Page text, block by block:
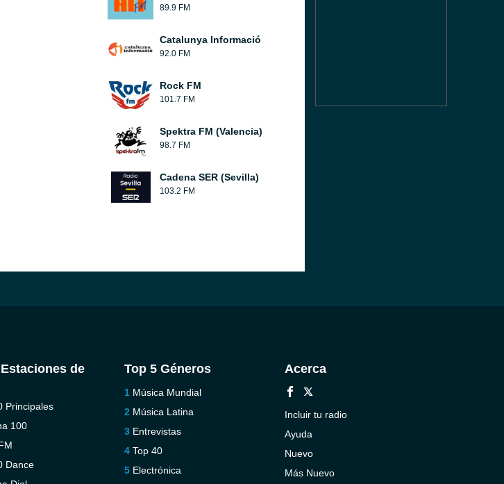
89.9 FM
Catalunya Informació
92.0 FM
Rock FM
101.7 FM
Spektra FM (Valencia)
98.7 FM
Cadena SER (Sevilla)
103.2 FM
de
Principales
100
Dance
Top 5 Géneros
Música Mundial
Música Latina
Entrevistas
Top 40
Electrónica
Acerca
Incluir tu radio
Ayuda
Nuevo
Más Nuevo